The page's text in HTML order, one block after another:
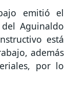
emitió el
Aguinaldo
está
además
por lo